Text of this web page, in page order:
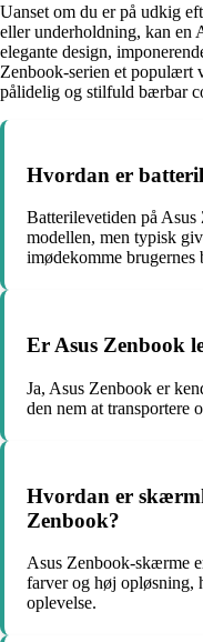
Uanset om du er på udkig
eller underholdning, kan en
elegante design,
Zenbook-serien et populært
pålidelig og stilfuld bærbar
Hvordan er
Batterilevetiden på
modellen, men typisk
imødekomme brugernes
Er Asus Zenbook
Ja, Asus Zenbook er
den nem at transportere
Hvordan er
Zenbook?
Asus Zenbook-skærme
farver og høj opløsning,
oplevelse.